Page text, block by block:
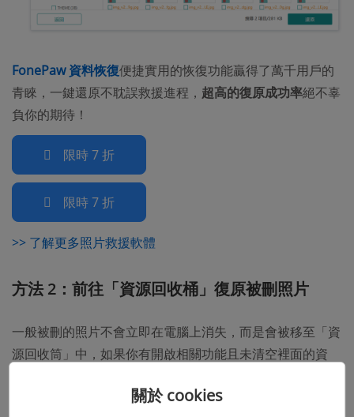
FonePaw 資料恢復便捷實用的恢復功能贏得了萬千用戶的
青睞，一鍵還原不耽誤救援進程， 超高的復原成功率絕不辜
負你的期待！
限時 7 折
限時 7 折
>> 了解更多照片救援軟體
方法 2：前往「資源回收桶」復原被刪照片
一般被刪的照片不會立即在電腦上消失，而是會被移至「資
源回收筒」中，如果你有開啟相關功能且未清空裡面的資
「資源回收筒」，直接尋找或透過搜尋功能找出需
關於 cookies